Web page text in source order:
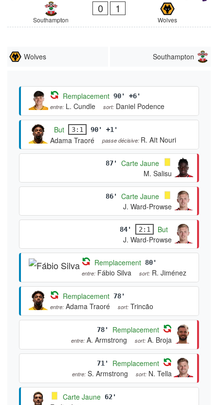
Southampton
0 1
Wolves
Wolves Southampton
Remplacement 90' +6'
entre: L. Cundle sort: Daniel Podence
But 3:1 90' +1'
Adama Traoré passe décisive: R. Aït Nouri
87'
Carte Jaune
M. Salisu
86'
Carte Jaune
J. Ward-Prowse
84' 2:1
But
J. Ward-Prowse
Remplacement 80'
entre: Fábio Silva sort: R. Jiménez
Remplacement 78'
entre: Adama Traoré sort: Trincão
78' Remplacement
entre: A. Armstrong sort: A. Broja
71' Remplacement
entre: S. Armstrong sort: N. Tella
Carte Jaune 62'